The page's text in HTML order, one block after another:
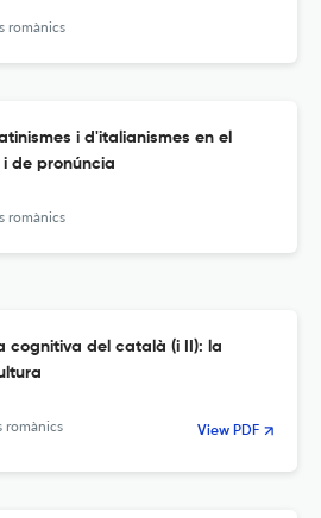
romànics
i d'italianismes en el
de pronúncia
romànics
cognitiva del català (i II): la
romànics View PDF